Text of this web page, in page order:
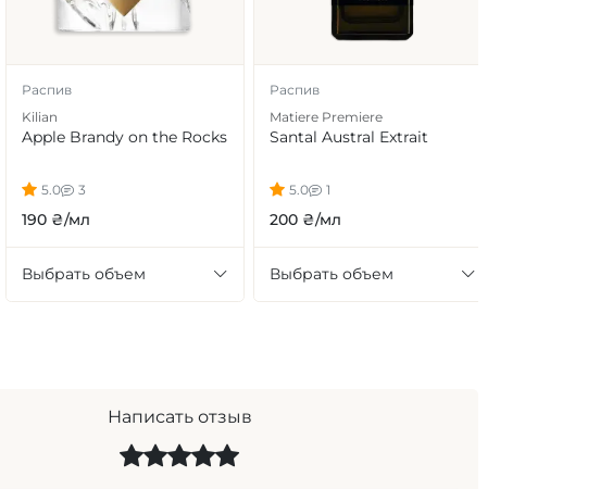
Распив
Kilian
Apple Brandy on the Rocks
5.0 3
190 ₴/мл
Выбрать объем
Распив
Matiere Premiere
Santal Austral Extrait
5.0 1
200 ₴/мл
Выбрать объем
Написать отзыв